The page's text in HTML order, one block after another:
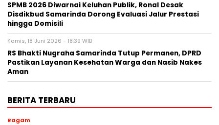
SPMB 2026 Diwarnai Keluhan Publik, Ronal Desak
Disdikbud Samarinda Dorong Evaluasi Jalur Prestasi
hingga Domisili
Kamis, 18 Juni 2026 - 18:39 WIB
RS Bhakti Nugraha Samarinda Tutup Permanen, DPRD
Pastikan Layanan Kesehatan Warga dan Nasib Nakes
Aman
BERITA TERBARU
Ragam